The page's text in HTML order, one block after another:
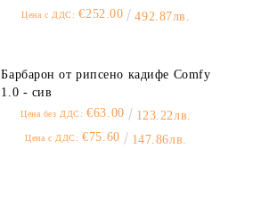
Цена с ДДС: €252.00 492.87лв.
Барбарон от рипсено кадифе Comfy
1.0 - сив
Цена без ДДС: €63.00 123.22лв.
Цена с ДДС: €75.60 147.86лв.